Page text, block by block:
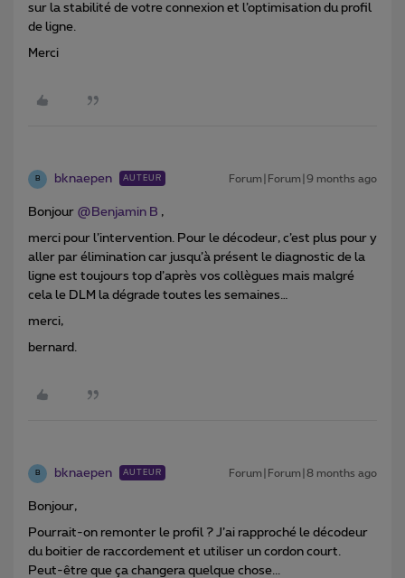
sur la stabilité de votre connexion et l’optimisation du profil
de ligne.
Merci
B bknaepen AUTEUR Forum|Forum|9 months ago
Bonjour ​ @Benjamin B ,
merci pour l’intervention. Pour le décodeur, c’est plus pour y
aller par élimination car jusqu’à présent le diagnostic de la
ligne est toujours top d’après vos collègues mais malgré
cela le DLM la dégrade toutes les semaines…
merci,
bernard.
B bknaepen AUTEUR Forum|Forum|8 months ago
Bonjour,
Pourrait-on remonter le profil ? J’ai rapproché le décodeur
du boitier de raccordement et utiliser un cordon court.
Peut-être que ça changera quelque chose...